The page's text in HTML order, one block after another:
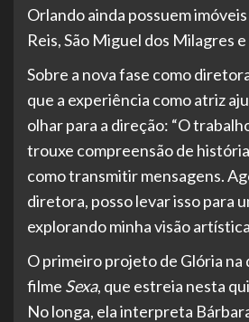
Orlando ainda possuem
Reis, São Miguel dos Milagres e
Sobre a nova fase como
que a experiência como atriz
olhar para a direção: “O
trouxe compreensão de
como transmitir mensagens.
diretora, posso levar isso para
explorando minha visão
O primeiro projeto de Glória na
filme Sexa, que estreia nesta
No longa, ela interpreta